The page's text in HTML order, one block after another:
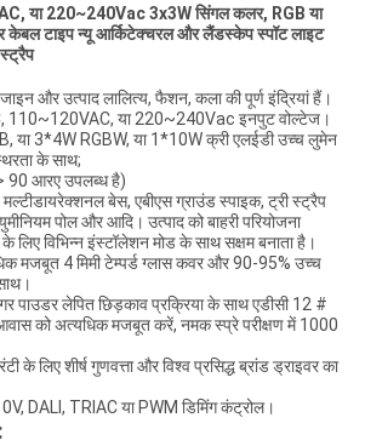
या 220~240Vac 3x3W सिंगल कलर, RGB या
केबल टाइप न्यू आर्किटेक्चरल और लैंडस्केप स्पॉट लाइट
और उत्पाद लालित्य, फैशन, कला की पूर्ण इंद्रियां हैं।
110~120VAC, या 220~240Vac इनपुट वोल्टेज।
या 3*4W RGBW, या 1*10W क्री एलईडी उच्च लुमेन
के साथ;
90 आरए उपलब्ध है)
मल्टीडायरेक्शनल बेस, एबीएस ग्राउंड स्पाइक, ट्री स्ट्रैप
पोल और आदि। उत्पाद को बाहरी परियोजना
विभिन्न इंस्टॉलेशन मोड के साथ सक्षम बनाता है।
मजबूत 4 मिमी टेम्पर्ड ग्लास कवर और 90-95% उच्च
पाउडर लेपित छिड़काव प्रक्रिया के साथ एडीसी 12 #
को अत्यधिक मजबूत करें, नमक स्प्रे परीक्षण में 1000
के लिए शीर्ष गुणवत्ता और विश्व प्रसिद्ध ब्रांड ड्राइवर का
DALI, TRIAC या PWM डिमिंग कंट्रोल।